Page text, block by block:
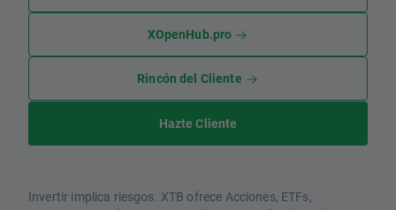
XOpenHub.pro
Rincón del Cliente
Hazte Cliente
Invertir implica riesgos. XTB ofrece Acciones, ETFs,